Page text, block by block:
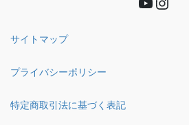
サイトマップ
プライバシーポリシー
特定商取引法に基づく表記